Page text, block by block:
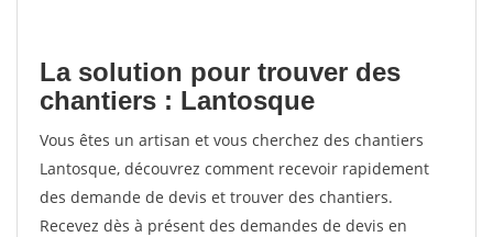
La solution pour trouver des
chantiers : Lantosque
Vous êtes un artisan et vous cherchez des chantiers
Lantosque, découvrez comment recevoir rapidement
des demande de devis et trouver des chantiers.
Recevez dès à présent des demandes de devis en